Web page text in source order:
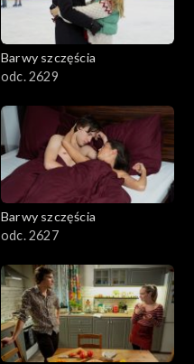
Barwy szczęścia
odc. 2629
Barwy szczęścia
odc. 2627